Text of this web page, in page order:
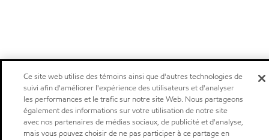
Ce site web utilise des témoins ainsi que d'autres technologies de
suivi afin d'améliorer l'expérience des utilisateurs et d'analyser
les performances et le trafic sur notre site Web. Nous partageons
également des informations sur votre utilisation de notre site
avec nos partenaires de médias sociaux, de publicité et d'analyse,
mais vous pouvez choisir de ne pas participer à ce partage en